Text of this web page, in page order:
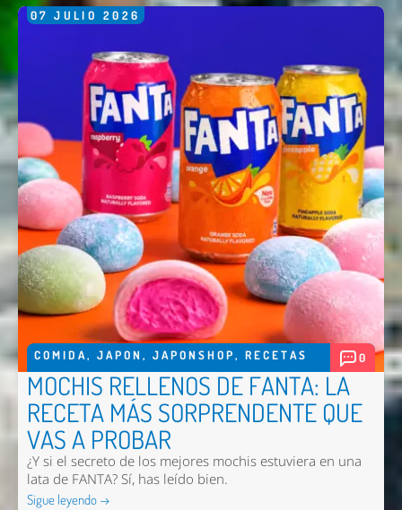
07 JULIO 2026
COMIDA, JAPON , JAPONSHOP, RECETAS 0
MOCHIS RELLENOS DE FANTA: LA
RECETA MÁS SORPRENDENTE QUE
VAS A PROBAR
¿Y si el secreto de los mejores mochis estuviera en una
lata de FANTA? Sí, has leído bien.
Sigue leyendo →